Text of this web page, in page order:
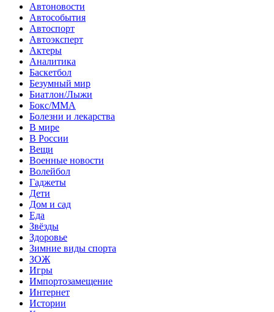
Автоновости
Автособытия
Автоспорт
Автоэксперт
Актеры
Аналитика
Баскетбол
Безумный мир
Биатлон/Лыжи
Бокс/MMA
Болезни и лекарства
В мире
В России
Вещи
Военные новости
Волейбол
Гаджеты
Дети
Дом и сад
Еда
Звёзды
Здоровье
Зимние виды спорта
ЗОЖ
Игры
Импортозамещение
Интернет
Истории